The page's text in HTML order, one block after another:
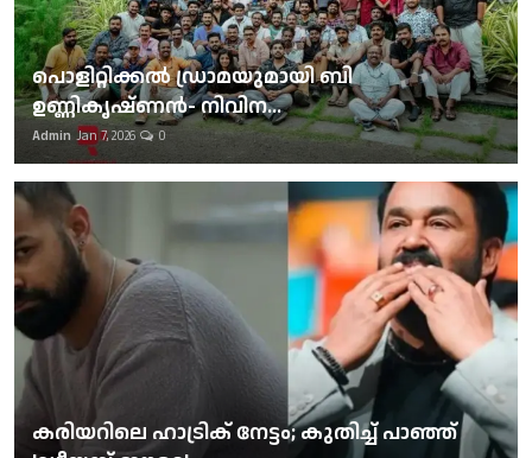
പൊളിറ്റിക്കല്‍ ഡ്രാമയുമായി ബി
ഉണ്ണികൃഷ്ണന്‍- നിവിന...
Admin Jan 7, 2026 0
കരിയറിലെ ഹാട്രിക് നേട്ടം; കുതിച്ച് പാഞ്ഞ്